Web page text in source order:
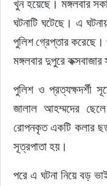
খুন হয়েছে। মঙ্গলবার
ঘটনাটি ঘটেছে। এ
পুলিশ গ্রেপ্তার
মঙ্গলবার দুপুরে
পুলিশ ও প্রত্যক্ষদর্শী
জালাল আহম্মদের
রোপনকৃত একটি কলার
সূত্রপাতা হয়।
পরে এ ঘটনা নিয়ে বড়